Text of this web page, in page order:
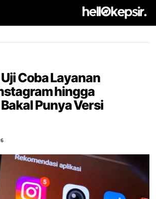
Coba Layanan
hingga
Punya Versi